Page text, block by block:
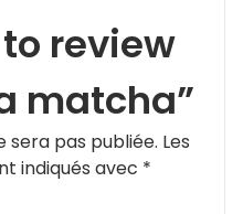
review
matcha”
sera pas publiée. Les
indiqués avec *